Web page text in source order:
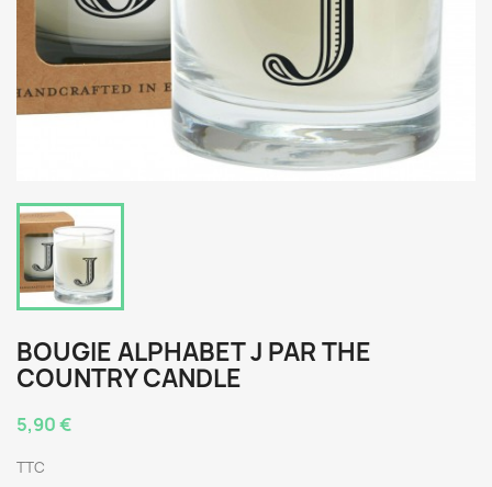
BOUGIE ALPHABET J PAR THE
COUNTRY CANDLE
5,90 €
TTC